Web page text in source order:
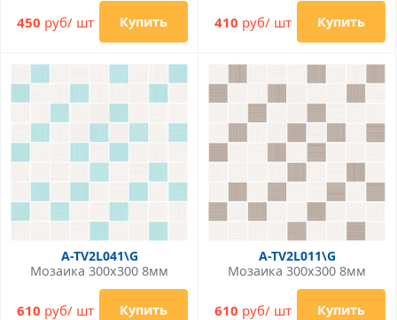
450 руб/ шт Купить 410 руб/ шт Купить
A-TV2L041\G
Мозаика 300x300 8мм
610 руб/ шт Купить
A-TV2L011\G
Мозаика 300x300 8мм
610 руб/ шт Купить